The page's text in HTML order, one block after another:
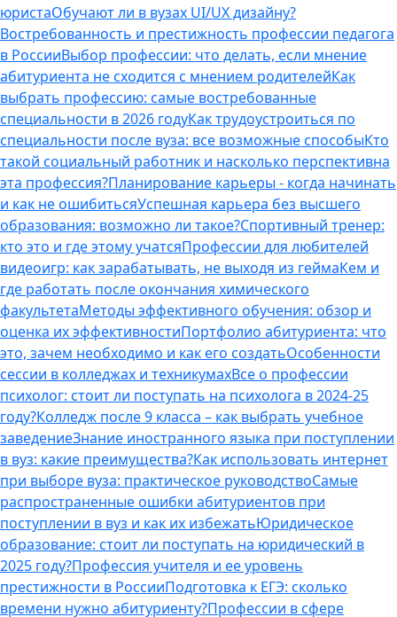
юристаОбучают ли в вузах UI/UX дизайну?
Востребованность и престижность профессии педагога
в РоссииВыбор профессии: что делать, если мнение
абитуриента не сходится с мнением родителейКак
выбрать профессию: самые востребованные
специальности в 2026 годуКак трудоустроиться по
специальности после вуза: все возможные способыКто
такой социальный работник и насколько перспективна
эта профессия?Планирование карьеры - когда начинать
и как не ошибитьсяУспешная карьера без высшего
образования: возможно ли такое?Спортивный тренер:
кто это и где этому учатсяПрофессии для любителей
видеоигр: как зарабатывать, не выходя из геймаКем и
где работать после окончания химического
факультетаМетоды эффективного обучения: обзор и
оценка их эффективностиПортфолио абитуриента: что
это, зачем необходимо и как его создатьОсобенности
сессии в колледжах и техникумахВсе о профессии
психолог: стоит ли поступать на психолога в 2024-25
году?Колледж после 9 класса – как выбрать учебное
заведениеЗнание иностранного языка при поступлении
в вуз: какие преимущества?Как использовать интернет
при выборе вуза: практическое руководствоСамые
распространенные ошибки абитуриентов при
поступлении в вуз и как их избежатьЮридическое
образование: стоит ли поступать на юридический в
2025 году?Профессия учителя и ее уровень
престижности в РоссииПодготовка к ЕГЭ: сколько
времени нужно абитуриенту?Профессии в сфере